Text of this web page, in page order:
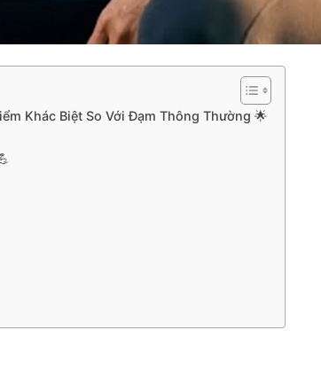
Khác Biệt So Với Đạm Thông Thường 🌟